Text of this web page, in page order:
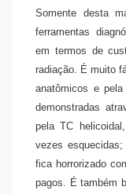
Somente desta
ferramentas
em termos de
radiação. É muito
anatômicos e
demonstradas
pela TC
vezes
fica horrorizado
pagos. É também